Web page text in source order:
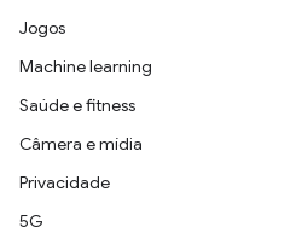
Jogos
Machine learning
Saúde e fitness
Câmera e mídia
Privacidade
5G